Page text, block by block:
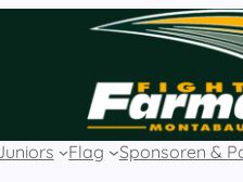
Flag Sponsoren &